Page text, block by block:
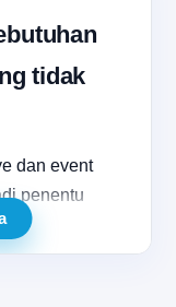
tidak
dan event
penentu
H-7,
dan tim